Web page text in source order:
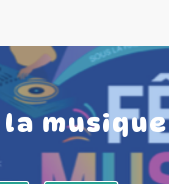
musique